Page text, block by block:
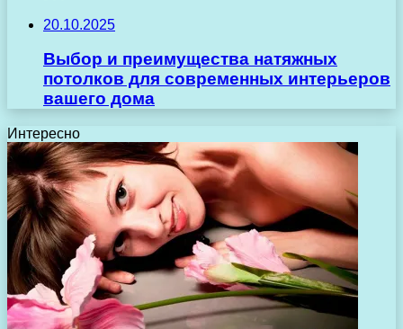
20.10.2025
Выбор и преимущества натяжных
потолков для современных интерьеров
вашего дома
Интересно